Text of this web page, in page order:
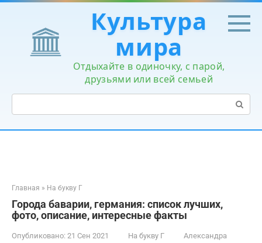
Перейти
контенту
Культура
мира
Отдыхайте в одиночку, с парой,
друзьями или всей семьей
Поиск:
Главная » На букву Г
Города баварии, германия: список лучших,
фото, описание, интересные факты
Опубликовано: 21 Сен 2021 На букву Г
Александра